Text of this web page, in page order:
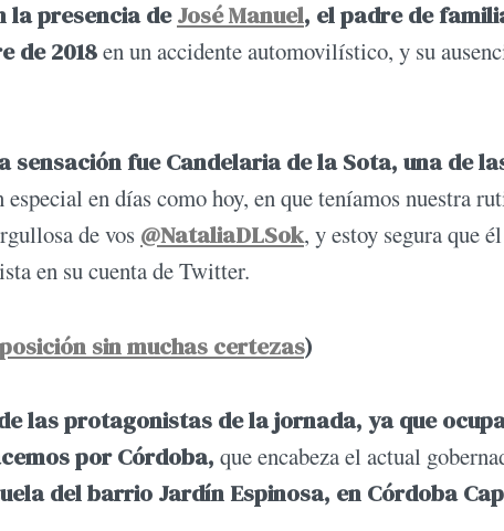
la presencia deJosé Manuel, el padre de
de 2018en un accidente automovilístico, y su
fue Candelaria de la Sota, una de
en días como hoy, en que teníamos nuestra
de vos @NataliaDLSok⁩, y estoy segura que
en su cuenta de Twitter.
sin muchas certezas)
las protagonistas de la jornada, ya que
por Córdoba, que encabeza el actual
del barrio Jardín Espinosa, en Córdoba